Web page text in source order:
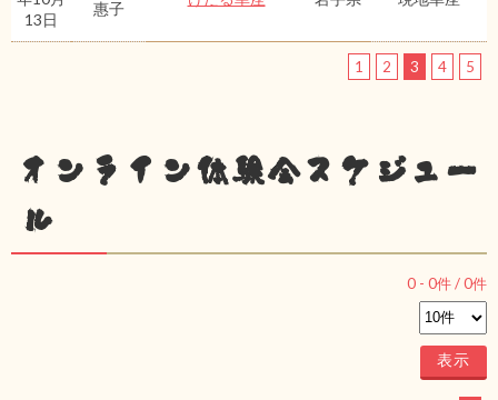
13日
惠子
1 2 3 4 5
オンライン体験会スケジュー
ル
0 - 0件 /0件